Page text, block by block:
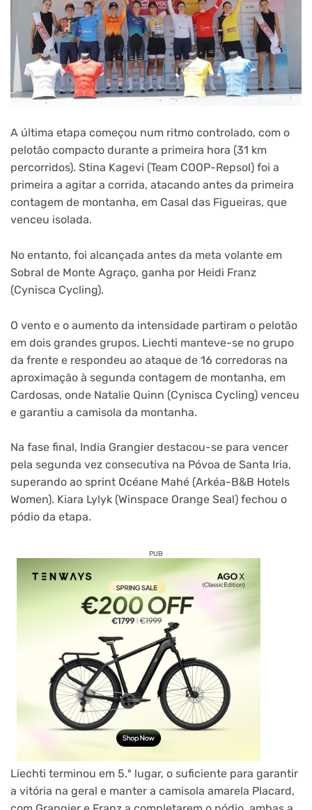
A última etapa começou num ritmo controlado, com o
pelotão compacto durante a primeira hora (31 km
percorridos). Stina Kagevi (Team COOP-Repsol) foi a
primeira a agitar a corrida, atacando antes da primeira
contagem de montanha, em Casal das Figueiras, que
venceu isolada.
No entanto, foi alcançada antes da meta volante em
Sobral de Monte Agraço, ganha por Heidi Franz
(Cynisca Cycling).
O vento e o aumento da intensidade partiram o pelotão
em dois grandes grupos. Liechti manteve-se no grupo
da frente e respondeu ao ataque de 16 corredoras na
aproximação à segunda contagem de montanha, em
Cardosas, onde Natalie Quinn (Cynisca Cycling) venceu
e garantiu a camisola da montanha.
Na fase final, India Grangier destacou-se para vencer
pela segunda vez consecutiva na Póvoa de Santa Iria,
superando ao sprint Océane Mahé (Arkéa-B&B Hotels
Women). Kiara Lylyk (Winspace Orange Seal) fechou o
pódio da etapa.
PUB
Liechti terminou em 5.º lugar, o suficiente para garantir
a vitória na geral e manter a camisola amarela Placard,